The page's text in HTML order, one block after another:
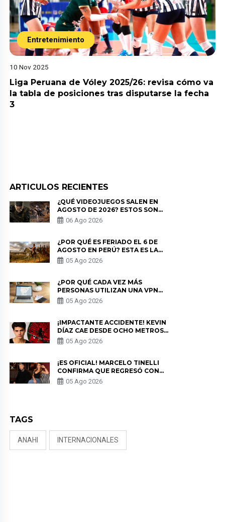
Entretenimiento
10 Nov 2025
Liga Peruana de Vóley 2025/26: revisa cómo va
la tabla de posiciones tras disputarse la fecha
3
ARTICULOS RECIENTES
¿QUÉ VIDEOJUEGOS SALEN EN
AGOSTO DE 2026? ESTOS SON
LOS ESTRENOS MÁS ESPERADOS
06 Ago 2026
¿POR QUÉ ES FERIADO EL 6 DE
AGOSTO EN PERÚ? ESTA ES LA
HISTORIA
05 Ago 2026
¿POR QUÉ CADA VEZ MÁS
PERSONAS UTILIZAN UNA VPN
PARA PROTEGER SU
PRIVACIDAD?
05 Ago 2026
¡IMPACTANTE ACCIDENTE! KEVIN
DÍAZ CAE DESDE OCHO METROS
EN “ESTO ES GUERRA” Y GENERA
PREOCUPACIÓN
05 Ago 2026
¡ES OFICIAL! MARCELO TINELLI
CONFIRMA QUE REGRESÓ CON
MILETT FIGUEROA: “EL AMOR
PUDO MÁS”
05 Ago 2026
TAGS
ANAHI INTERNACIONALES